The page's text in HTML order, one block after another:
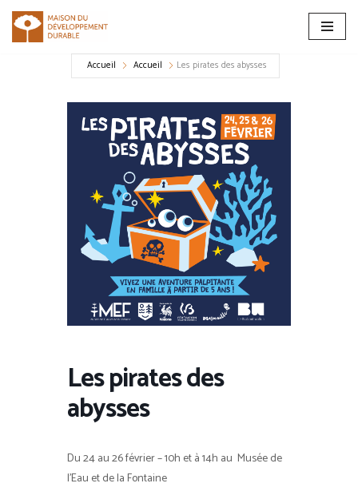
Aller
Accueil Accueil Les pirates des abysses
Les pirates des
abysses
Du 24 au 26 février – 10h et à 14h au Musée de
l’Eau et de la Fontaine